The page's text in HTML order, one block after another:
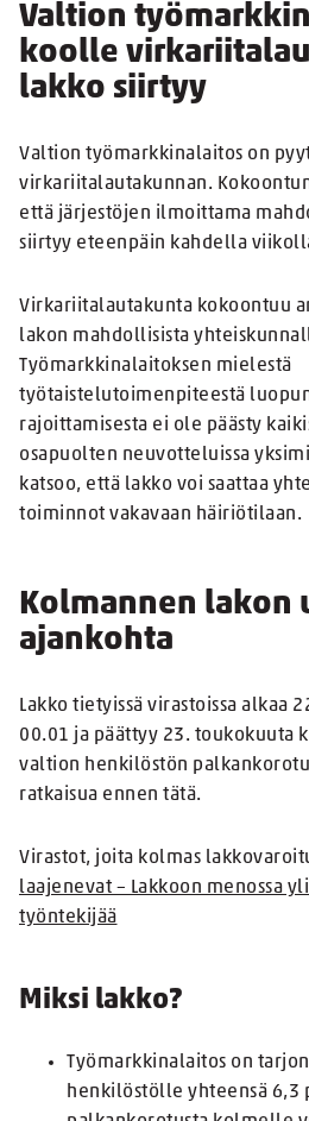
Valtion
koolle
lakko siirtyy
Valtion työmarkkinalaitos on
virkariitalautakunnan.
että järjestöjen ilmoittama
siirtyy eteenpäin kahdella
Virkariitalautakunta kokoontuu
lakon mahdollisista
Työmarkkinalaitoksen mielestä
työtaistelutoimenpiteestä
rajoittamisesta ei ole päästy
osapuolten neuvotteluissa
katsoo, että lakko voi saattaa
toiminnot vakavaan häiriötilaan.
Kolmannen lakon
ajankohta
Lakko tietyissä virastoissa alkaa
00.01 ja päättyy 23. toukokuuta
valtion henkilöstön
ratkaisua ennen tätä.
Virastot, joita kolmas
laajenevat – Lakkoon menossa
työntekijää
Miksi lakko?
Työmarkkinalaitos on
henkilöstölle yhteensä 6,3